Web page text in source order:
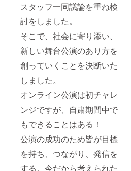
スタッフ一同議論を重ね検
討をしました。
そこで、社会に寄り添い、
新しい舞台公演のあり方を
創っていくことを決断いた
しました。
オンライン公演は初チャレ
ンジですが、自粛期間中で
もできることはある！
公演の成功のため皆が目標
を持ち、つながり、発信を
する。今だから考えられた